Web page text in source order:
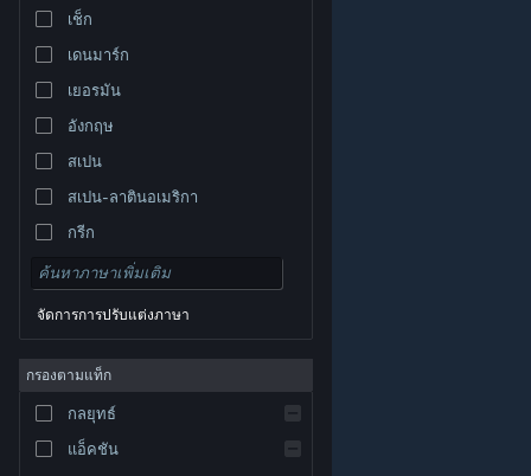
© Valve Corporation สงวนลิขสิทธิ์ เครื่องหมายการค้า
และประเทศอื่น
นโยบายความเป็นส่วนตัว
การช่วยการเข้าถึง|
Steam| การคืนเงิน
เช็ก
เดนมาร์ก
เยอรมัน
อังกฤษ
สเปน
สเปน-ลาตินอเมริกา
กรีก
จัดการการปรับแต่งภาษา
กรองตามแท็ก
กลยุทธ์
แอ็คชัน